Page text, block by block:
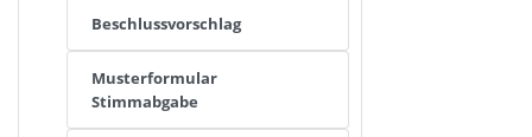
Beschlussvorschlag
Musterformular
Stimmabgabe